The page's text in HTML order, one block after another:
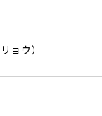
ョウ）